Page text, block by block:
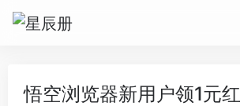
悟空浏览器新用户领1元